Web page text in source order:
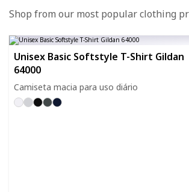
Shop from our most popular clothing
Unisex Basic Softstyle T-Shirt Gildan
64000
Camiseta macia para uso diário